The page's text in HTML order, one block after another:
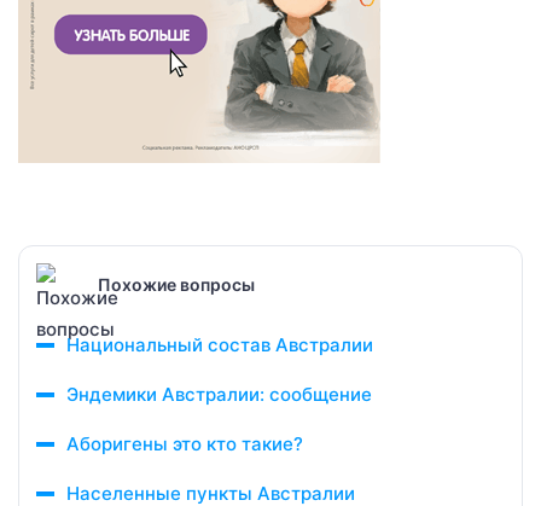
Похожие вопросы
Национальный состав Австралии
Эндемики Австралии: сообщение
Аборигены это кто такие?
Населенные пункты Австралии